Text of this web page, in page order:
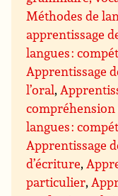
Méthodes de
apprentissage
langues :
Apprentissage
l’oral,
compréhension
langues :
Apprentissage
d’écriture,
particulier,